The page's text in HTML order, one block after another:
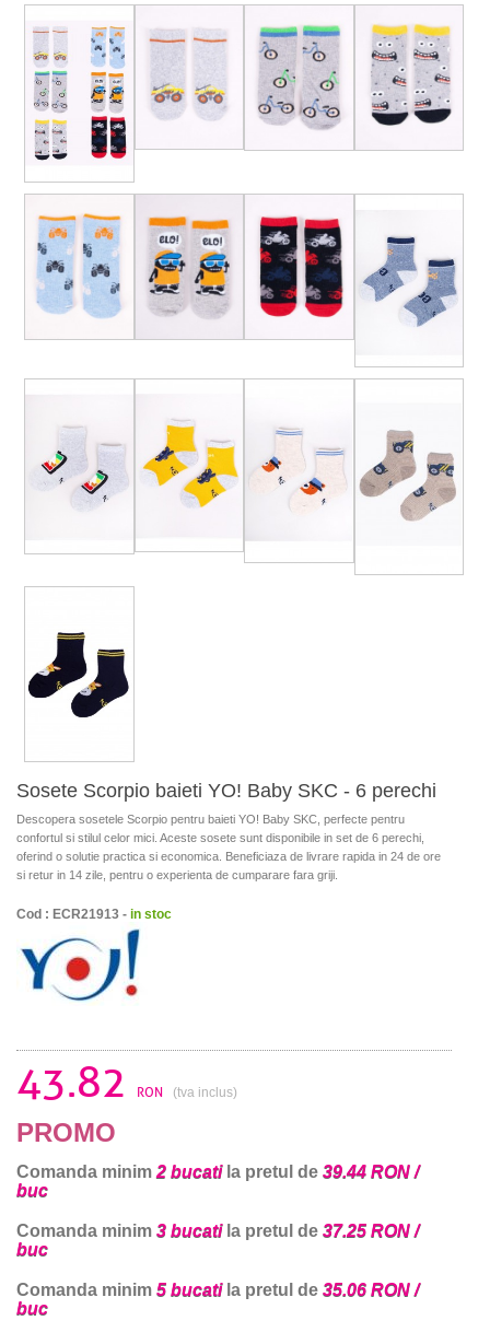
Sosete Scorpio baieti YO! Baby SKC - 6 perechi
Descopera sosetele Scorpio pentru baieti YO! Baby SKC, perfecte pentru
confortul si stilul celor mici. Aceste sosete sunt disponibile in set de 6 perechi,
oferind o solutie practica si economica. Beneficiaza de livrare rapida in 24 de ore
si retur in 14 zile, pentru o experienta de cumparare fara griji.
Cod : ECR21913 - in stoc
43.82 RON (tva inclus)
PROMO
Comanda minim 2 bucatila pretul de 39.44 RON /
buc
Comanda minim 3 bucatila pretul de 37.25 RON /
buc
Comanda minim 5 bucatila pretul de 35.06 RON /
buc